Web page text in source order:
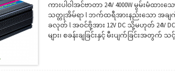
ကားပါဝါအင်ဗာတာ 24V 4000W မွမ်းမံထာ
သတ္တုအိမ်ရာ l ဘက်ထရီအားနည်းသော အချက်
ခလုတ် l အဝင်ဗို့အား 12V DC သို့မဟုတ် 24V
များ၊ စခန်းချခြင်းနှင့် မီးပျက်ခြင်းအတွက် သ